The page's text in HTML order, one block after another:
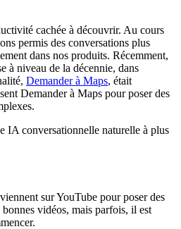
cachée à découvrir. Au cours
permis des conversations plus
dans nos produits. Récemment,
à niveau de la décennie, dans
Demander à Maps, était
Demander à Maps pour poser des
IA conversationnelle naturelle à plus
sur YouTube pour poser des
vidéos, mais parfois, il est